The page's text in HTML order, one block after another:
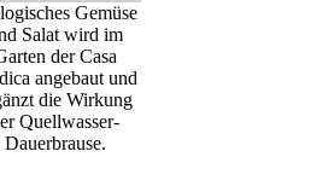
Gemüse
Salat wird im
der Casa
angebaut und
die Wirkung
Quellwasser-
Dauerbrause.